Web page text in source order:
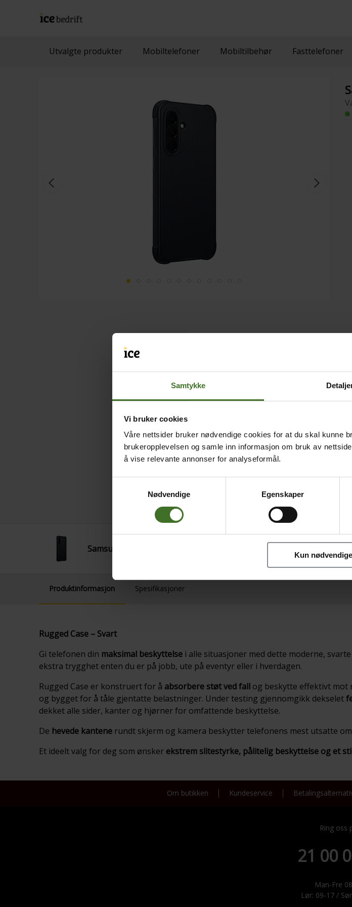
Samtykke
Vi bruker cookies
Våre nettsider bruker nødvendige cookies for at du skal kunne
brukeropplevelsen og samle inn informasjon om bruk av
å vise relevante annonser for analyseformål.
Nødvendige
Egenskaper
Kun
Utvalgte produkter Mobiltelefoner Mobiltilbehør Fasttelefoner
Samsung Rugged Case A37 Black
Betal nå
249,-
Produktinformasjon Spesifikasjoner
Rugged Case – Svart
Gi telefonen din maksimal beskyttelse i alle situasjoner med dette moderne,
ekstra trygghet enten du er på jobb, ute på eventyr eller i hverdagen.
Rugged Case er konstruert for å absorbere støt ved fall og beskytte effektivt mot
og bygget for å tåle gjentatte belastninger. Under testing gjennomgikk dekselet
dekket alle sider, kanter og hjørner for omfattende beskyttelse.
De hevede kantene rundt skjerm og kamera beskytter telefonens mest utsatte
Et ideelt valg for deg som ønsker ekstrem slitestyrke, pålitelig beskyttelse og et
Om butikken Kundeservice
Ring oss
21 00
Man-Fre
Lør: 09-17 /